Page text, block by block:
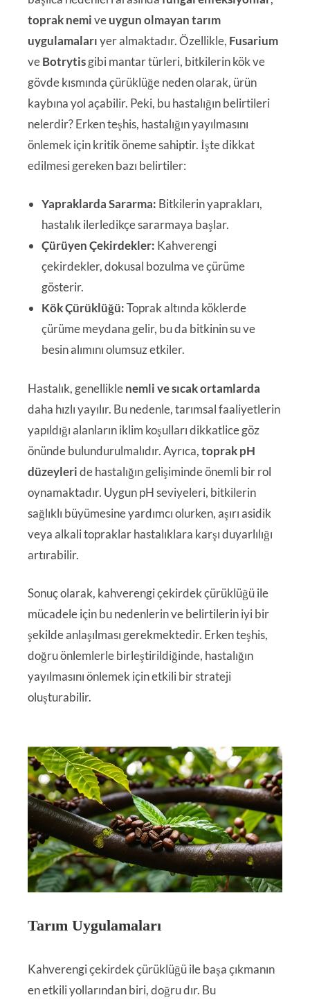
toprak nemiveuygun olmayan tarım
uygulamalarıyer almaktadır. Özellikle, Fusarium
veBotrytisgibi mantar türleri, bitkilerin kök ve
gövde kısmında çürüklüğe neden olarak, ürün
kaybına yol açabilir. Peki, bu hastalığın belirtileri
nelerdir? Erken teşhis, hastalığın yayılmasını
önlemek için kritik öneme sahiptir. İşte dikkat
edilmesi gereken bazı belirtiler:
Yapraklarda Sararma: Bitkilerin yaprakları,
hastalık ilerledikçe sararmaya başlar.
Çürüyen Çekirdekler: Kahverengi
çekirdekler, dokusal bozulma ve çürüme
gösterir.
Kök Çürüklüğü:Toprak altında köklerde
çürüme meydana gelir, bu da bitkinin su ve
besin alımını olumsuz etkiler.
Hastalık, genelliklenemli ve sıcak ortamlarda
daha hızlı yayılır. Bu nedenle, tarımsal faaliyetlerin
yapıldığı alanların iklim koşulları dikkatlice göz
önünde bulundurulmalıdır. Ayrıca,toprak pH
düzeyleride hastalığın gelişiminde önemli bir rol
oynamaktadır. Uygun pH seviyeleri, bitkilerin
sağlıklı büyümesine yardımcı olurken, aşırı asidik
veya alkali topraklar hastalıklara karşı duyarlılığı
artırabilir.
Sonuç olarak, kahverengi çekirdek çürüklüğü ile
mücadele için bu nedenlerin ve belirtilerin iyi bir
şekilde anlaşılması gerekmektedir. Erken teşhis,
doğru önlemlerle birleştirildiğinde, hastalığın
yayılmasını önlemek için etkili bir strateji
oluşturabilir.
Tarım Uygulamaları
Kahverengi çekirdek çürüklüğü ile başa çıkmanın
en etkili yollarından biri, doğru dır. Bu